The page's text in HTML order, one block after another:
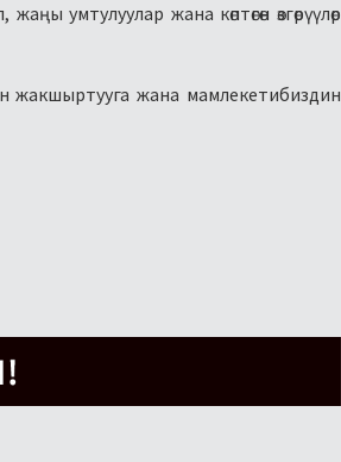
умтулуулар жана көптөгөн өзгөрүүлөр
жакшыртууга жана мамлекетибиздин